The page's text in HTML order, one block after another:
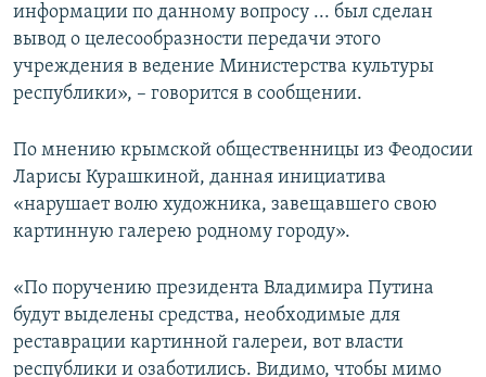
информации по данному вопросу ... был сделан
вывод о целесообразности передачи этого
учреждения в ведение Министерства культуры
республики», – говорится в сообщении.
По мнению крымской общественницы из Феодосии
Ларисы Курашкиной, данная инициатива
«нарушает волю художника, завещавшего свою
картинную галерею родному городу».
«По поручению президента Владимира Путина
будут выделены средства, необходимые для
реставрации картинной галереи, вот власти
республики и озаботились. Видимо, чтобы мимо